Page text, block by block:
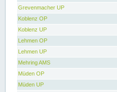
Grevenmacher UP
Koblenz OP
Koblenz UP
Lehmen OP
Lehmen UP
Mehring AMS
Müden OP
Müden UP